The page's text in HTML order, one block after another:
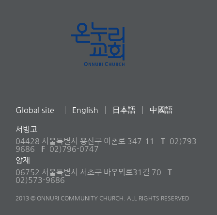
Global site English 日本語 中國語
서빙고
04428 서울특별시 용산구 이촌로 347-11
T 02)793-
9686
F 02)796-0747
양재
06752 서울특별시 서초구 바우뫼로31길 70
T
02)573-9686
2013 © ONNURI COMMUNITY CHURCH. ALL RIGHTS RESERVED